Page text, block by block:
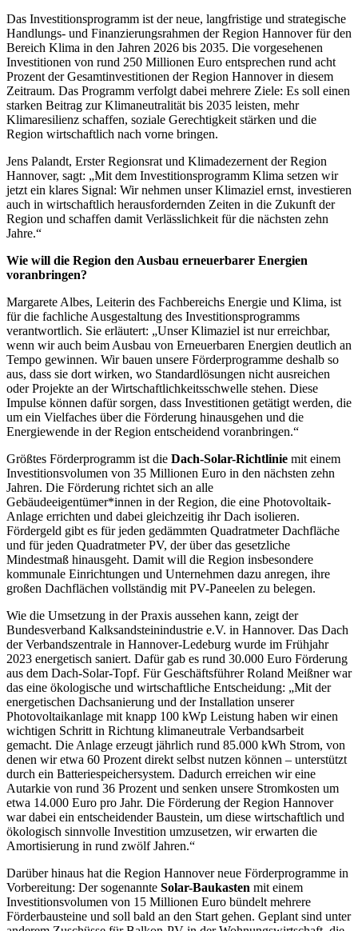
Das Investitionsprogramm ist der neue, langfristige und strategische
Handlungs- und Finanzierungsrahmen der Region Hannover für den
Bereich Klima in den Jahren 2026 bis 2035. Die vorgesehenen
Investitionen von rund 250 Millionen Euro entsprechen rund acht
Prozent der Gesamtinvestitionen der Region Hannover in diesem
Zeitraum. Das Programm verfolgt dabei mehrere Ziele: Es soll einen
starken Beitrag zur Klimaneutralität bis 2035 leisten, mehr
Klimaresilienz schaffen, soziale Gerechtigkeit stärken und die
Region wirtschaftlich nach vorne bringen.
Jens Palandt, Erster Regionsrat und Klimadezernent der Region
Hannover, sagt: „Mit dem Investitionsprogramm Klima setzen wir
jetzt ein klares Signal: Wir nehmen unser Klimaziel ernst, investieren
auch in wirtschaftlich herausfordernden Zeiten in die Zukunft der
Region und schaffen damit Verlässlichkeit für die nächsten zehn
Jahre.“
Wie will die Region den Ausbau erneuerbarer Energien
voranbringen?
Margarete Albes, Leiterin des Fachbereichs Energie und Klima, ist
für die fachliche Ausgestaltung des Investitionsprogramms
verantwortlich. Sie erläutert: „Unser Klimaziel ist nur erreichbar,
wenn wir auch beim Ausbau von Erneuerbaren Energien deutlich an
Tempo gewinnen. Wir bauen unsere Förderprogramme deshalb so
aus, dass sie dort wirken, wo Standardlösungen nicht ausreichen
oder Projekte an der Wirtschaftlichkeitsschwelle stehen. Diese
Impulse können dafür sorgen, dass Investitionen getätigt werden, die
um ein Vielfaches über die Förderung hinausgehen und die
Energiewende in der Region entscheidend voranbringen.“
Größtes Förderprogramm ist die Dach-Solar-Richtlinie mit einem
Investitionsvolumen von 35 Millionen Euro in den nächsten zehn
Jahren. Die Förderung richtet sich an alle
Gebäudeeigentümer*innen in der Region, die eine Photovoltaik-
Anlage errichten und dabei gleichzeitig ihr Dach isolieren.
Fördergeld gibt es für jeden gedämmten Quadratmeter Dachfläche
und für jeden Quadratmeter PV, der über das gesetzliche
Mindestmaß hinausgeht. Damit will die Region insbesondere
kommunale Einrichtungen und Unternehmen dazu anregen, ihre
großen Dachflächen vollständig mit PV-Paneelen zu belegen.
Wie die Umsetzung in der Praxis aussehen kann, zeigt der
Bundesverband Kalksandsteinindustrie e.V. in Hannover. Das Dach
der Verbandszentrale in Hannover-Ledeburg wurde im Frühjahr
2023 energetisch saniert. Dafür gab es rund 30.000 Euro Förderung
aus dem Dach-Solar-Topf. Für Geschäftsführer Roland Meißner war
das eine ökologische und wirtschaftliche Entscheidung: „Mit der
energetischen Dachsanierung und der Installation unserer
Photovoltaikanlage mit knapp 100 kWp Leistung haben wir einen
wichtigen Schritt in Richtung klimaneutrale Verbandsarbeit
gemacht. Die Anlage erzeugt jährlich rund 85.000 kWh Strom, von
denen wir etwa 60 Prozent direkt selbst nutzen können – unterstützt
durch ein Batteriespeichersystem. Dadurch erreichen wir eine
Autarkie von rund 36 Prozent und senken unsere Stromkosten um
etwa 14.000 Euro pro Jahr. Die Förderung der Region Hannover
war dabei ein entscheidender Baustein, um diese wirtschaftlich und
ökologisch sinnvolle Investition umzusetzen, wir erwarten die
Amortisierung in rund zwölf Jahren.“
Darüber hinaus hat die Region Hannover neue Förderprogramme in
Vorbereitung: Der sogenannte Solar-Baukasten mit einem
Investitionsvolumen von 15 Millionen Euro bündelt mehrere
Förderbausteine und soll bald an den Start gehen. Geplant sind unter